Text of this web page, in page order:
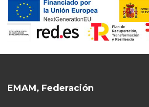
EMAM, Federación